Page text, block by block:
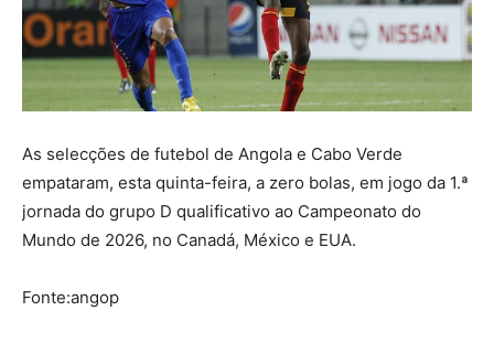
As selecções de futebol de Angola e Cabo Verde
empataram, esta quinta-feira, a zero bolas, em jogo da 1.ª
jornada do grupo D qualificativo ao Campeonato do
Mundo de 2026, no Canadá, México e EUA.
Fonte:angop